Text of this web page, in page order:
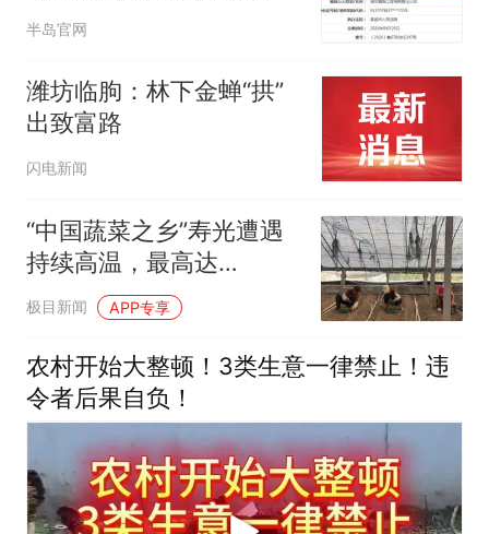
128500元
半岛官网
潍坊临朐：林下金蝉“拱”
出致富路
闪电新闻
“中国蔬菜之乡”寿光遭遇
持续高温，最高达
41.8℃！记者实探蔬菜大
棚感觉像进“蒸笼”，有村
民称只能凌晨两点起来干
活
极目新闻 APP专享
农村开始大整顿！3类生意一律禁止！违
令者后果自负！